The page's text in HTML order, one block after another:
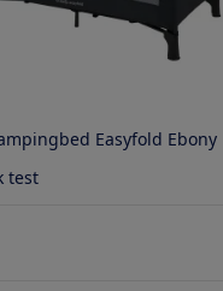
Easyfold Ebony
test